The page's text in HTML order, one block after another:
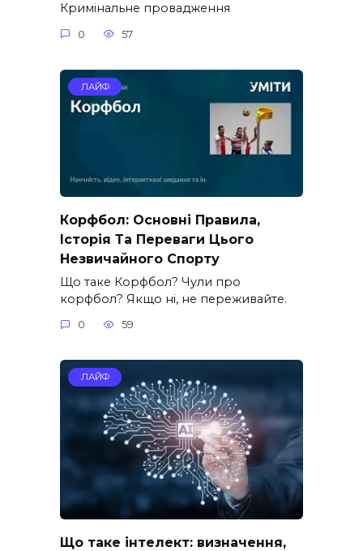
Кримінальне провадження
0 57
ЛАЙФ
Корфбол: Основні Правила,
Історія Та Переваги Цього
Незвичайного Спорту
Що таке Корфбол? Чули про
корфбол? Якщо ні, не переживайте.
0 59
ЛАЙФ
Що таке інтелект: визначення,